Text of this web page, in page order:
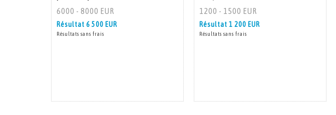
6000 - 8000 EUR
Résultat 6 500 EUR
Résultats sans frais
1200 - 1500 EUR
Résultat 1 200 EUR
Résultats sans frais